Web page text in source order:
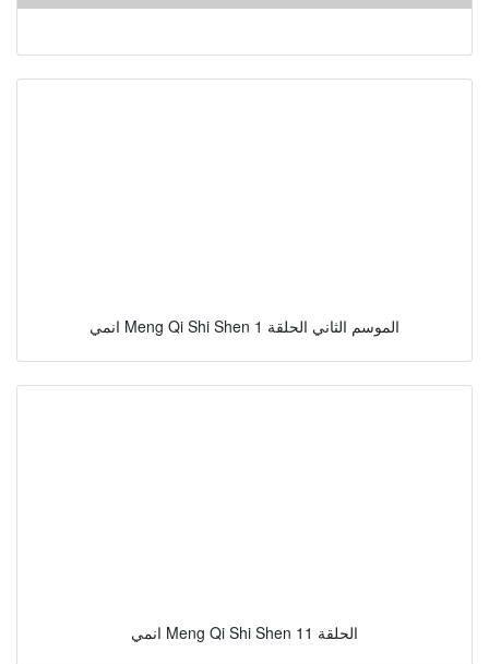
انمي Meng Qi Shi Shen الموسم الثاني الحلقة 1
انمي Meng Qi Shi Shen الحلقة 11